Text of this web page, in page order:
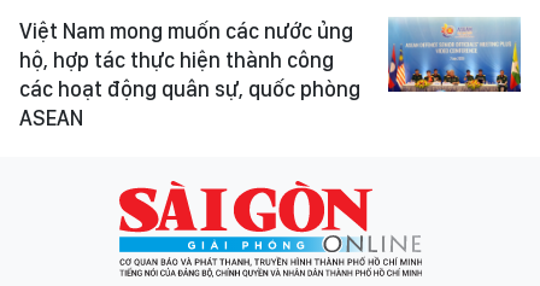
Việt Nam mong muốn các nước ủng
hộ, hợp tác thực hiện thành công
các hoạt động quân sự, quốc phòng
ASEAN